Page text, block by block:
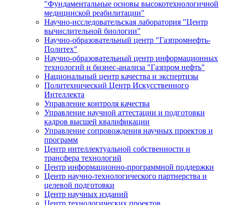
"Фундаментальные основы высокотехнологичной
медицинской реабилитации"
Научно-исследовательская лаборатория "Центр
вычислительной биологии"
Научно-образовательный центр "Газпромнефть-
Политех"
Научно-образовательный центр информационных
технологий и бизнес-анализа "Газпром нефть"
Национальный центр качества и экспертизы
Политехнический Центр Искусственного
Интеллекта
Управление контроля качества
Управление научной аттестации и подготовки
кадров высшей квалификации
Управление сопровождения научных проектов и
программ
Центр интеллектуальной собственности и
трансфера технологий
Центр информационно-программной поддержки
Центр научно-технологического партнерства и
целевой подготовки
Центр научных изданий
Центр технологических проектов